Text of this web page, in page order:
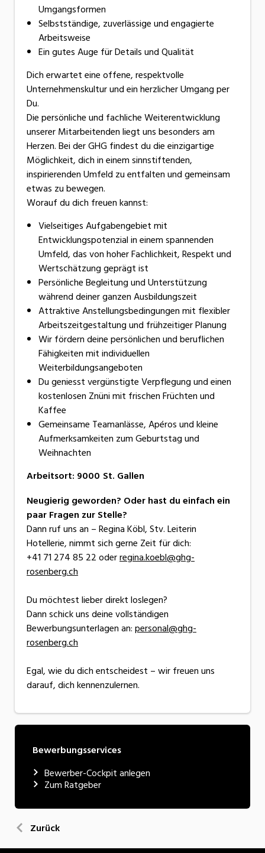
Umgangsformen
Selbstständige, zuverlässige und engagierte
Arbeitsweise
Ein gutes Auge für Details und Qualität
Dich erwartet eine offene, respektvolle
Unternehmenskultur und ein herzlicher Umgang per
Du.
Die persönliche und fachliche Weiterentwicklung
unserer Mitarbeitenden liegt uns besonders am
Herzen. Bei der GHG findest du die einzigartige
Möglichkeit, dich in einem sinnstiftenden,
inspirierenden Umfeld zu entfalten und gemeinsam
etwas zu bewegen.
Worauf du dich freuen kannst:
Vielseitiges Aufgabengebiet mit
Entwicklungspotenzial in einem spannenden
Umfeld, das von hoher Fachlichkeit, Respekt und
Wertschätzung geprägt ist
Persönliche Begleitung und Unterstützung
während deiner ganzen Ausbildungszeit
Attraktive Anstellungsbedingungen mit flexibler
Arbeitszeitgestaltung und frühzeitiger Planung
Wir fördern deine persönlichen und beruflichen
Fähigkeiten mit individuellen
Weiterbildungsangeboten
Du geniesst vergünstigte Verpflegung und einen
kostenlosen Znüni mit frischen Früchten und
Kaffee
Gemeinsame Teamanlässe, Apéros und kleine
Aufmerksamkeiten zum Geburtstag und
Weihnachten
Arbeitsort: 9000 St. Gallen
Neugierig geworden? Oder hast du einfach ein
paar Fragen zur Stelle?
Dann ruf uns an – Regina Köbl, Stv. Leiterin
Hotellerie, nimmt sich gerne Zeit für dich:
+41 71 274 85 22 oderregina.koebl@ghg-
rosenberg.ch
Du möchtest lieber direkt loslegen?
Dann schick uns deine vollständigen
Bewerbungsunterlagen an:personal@ghg-
rosenberg.ch
Egal, wie du dich entscheidest – wir freuen uns
darauf, dich kennenzulernen.
Bewerbungsservices
Bewerber-Cockpit anlegen
Zum Ratgeber
Zurück